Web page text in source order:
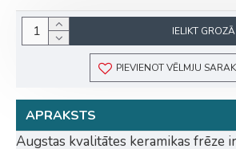
IELIKT GROZĀ
PIEVIENOT VĒLMJU
APRAKSTS
Augstas kvalitātes keramikas frēze